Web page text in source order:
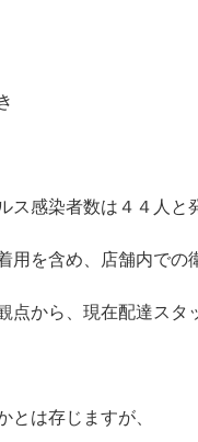
感染者数は４４人と
用を含め、店舗内での
点から、現在配達スタ
とは存じますが、